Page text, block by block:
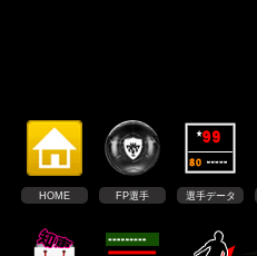
HOME FP選手 選手データ